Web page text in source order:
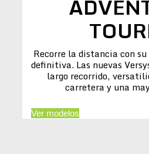
Recorre la distancia con
definitiva. Las nuevas
largo recorrido,
carretera y una
Ver modelos